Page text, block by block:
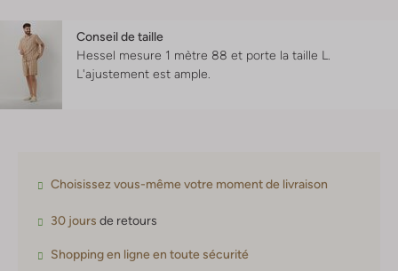
Conseil de taille
Hessel mesure 1 mètre 88 et porte la taille L.
L'ajustement est ample
Choisissez vous-même votre moment de livraison
30 jours de retours
Shopping en ligne en toute sécurité